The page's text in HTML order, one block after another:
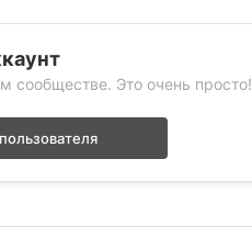
сообществе. Это очень просто!